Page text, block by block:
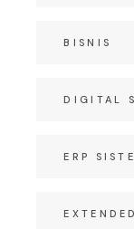
BISNIS
DIGITAL
ERP